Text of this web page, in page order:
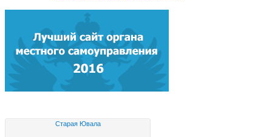
Старая Ювала